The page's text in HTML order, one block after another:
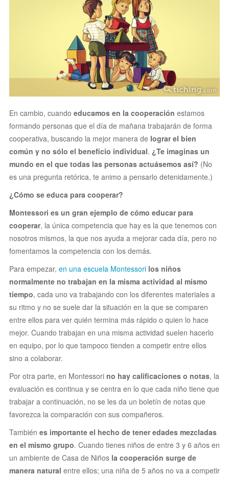
En cambio, cuando educamos en la cooperación estamos
formando personas que el día de mañana trabajarán de forma
cooperativa, buscando la mejor manera de lograr el bien
común y no sólo el beneficio individual. ¿Te imaginas un
mundo en el que todas las personas actuásemos así? (No
es una pregunta retórica, te animo a pensarlo detenidamente.)
¿Cómo se educa para cooperar?
Montessori es un gran ejemplo de cómo educar para
cooperar, la única competencia que hay es la que tenemos con
nosotros mismos, la que nos ayuda a mejorar cada día, pero no
fomentamos la competencia con los demás.
Para empezar, en una escuela Montessori los niños
normalmente no trabajan en la misma actividad al mismo
tiempo, cada uno va trabajando con los diferentes materiales a
su ritmo y no se suele dar la situación en la que se comparen
entre ellos para ver quién termina más rápido o quien lo hace
mejor. Cuando trabajan en una misma actividad suelen hacerlo
en equipo, por lo que tampoco tienden a competir entre ellos
sino a colaborar.
Por otra parte, en Montessori no hay calificaciones o notas, la
evaluación es continua y se centra en lo que cada niño tiene que
trabajar a continuación, no se les da un boletín de notas que
favorezca la comparación con sus compañeros.
También es importante el hecho de tener edades mezcladas
en el mismo grupo. Cuando tienes niños de entre 3 y 6 años en
un ambiente de Casa de Niños la cooperación surge de
manera natural entre ellos; una niña de 5 años no va a competir